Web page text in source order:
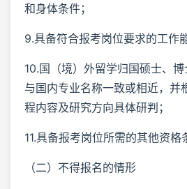
和身体条件；
9.具备符合报考岗位要求的工作能
10.国（境）外留学归国硕士、
与国内专业名称一致或相近，并
程内容及研究方向具体研判；
11.具备报考岗位所需的其他资格
（二）不得报名的情形